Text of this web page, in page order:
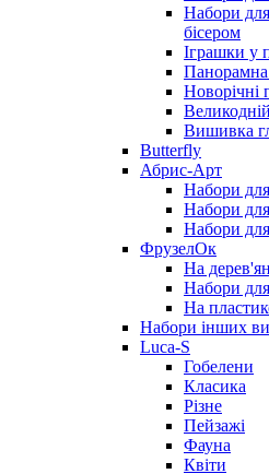
Набори
бісером
Іграшки у
Новорічні
Вишивка
Butterfly
Абрис-Арт
Набори для
Набори
Набори
ФрузелОк
На
Набори
На
Набори інших
Luca-S
Гобелени
Класика
Різне
Пейзажі
Фауна
Квіти